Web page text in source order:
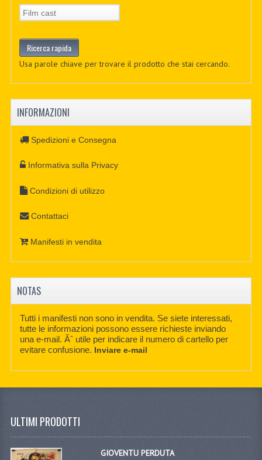
Usa parole chiave per trovare il prodotto che stai cercando.
INFORMAZIONI
Spedizioni e Consegna
Informativa sulla Privacy
Condizioni di utilizzo
Contattaci
Manifesti in vendita
NOTAS
Tutti i manifesti non sono in vendita. Se siete interessati,
tutte le informazioni possono essere richieste inviando
una e-mail. Ãˆ utile per indicare il numero di cartello per
evitare confusione. Inviare e-mail
ULTIMI PRODOTTI
GIOVENTU PERDUTA